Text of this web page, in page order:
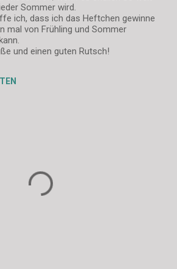
Sommer wird.
ich, dass ich das Heftchen gewinne
mal von Frühling und Sommer
und einen guten Rutsch!